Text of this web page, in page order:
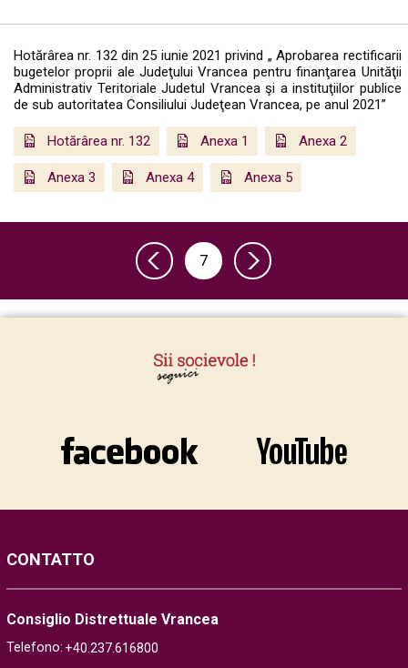
Hotărârea nr. 132 din 25 iunie 2021 privind „ Aprobarea rectificarii
bugetelor proprii ale Judeţului Vrancea pentru finanţarea Unităţii
Administrativ Teritoriale Judetul Vrancea şi a instituţiilor publice
de sub autoritatea Consiliului Judeţean Vrancea, pe anul 2021”
Hotărârea nr. 132 Anexa 1 Anexa 2
Anexa 3 Anexa 4 Anexa 5
7
CONTATTO
Consiglio Distrettuale Vrancea
Telefono: +40.237.616800